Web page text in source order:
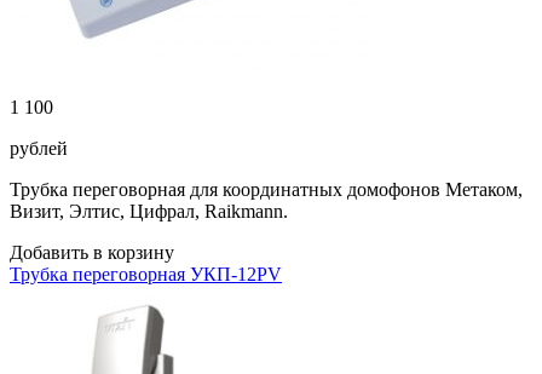
1 100
рублей
Трубка переговорная для координатных домофонов Метаком,
Визит, Элтис, Цифрал, Raikmann.
Добавить в корзину
Трубка переговорная УКП-12PV